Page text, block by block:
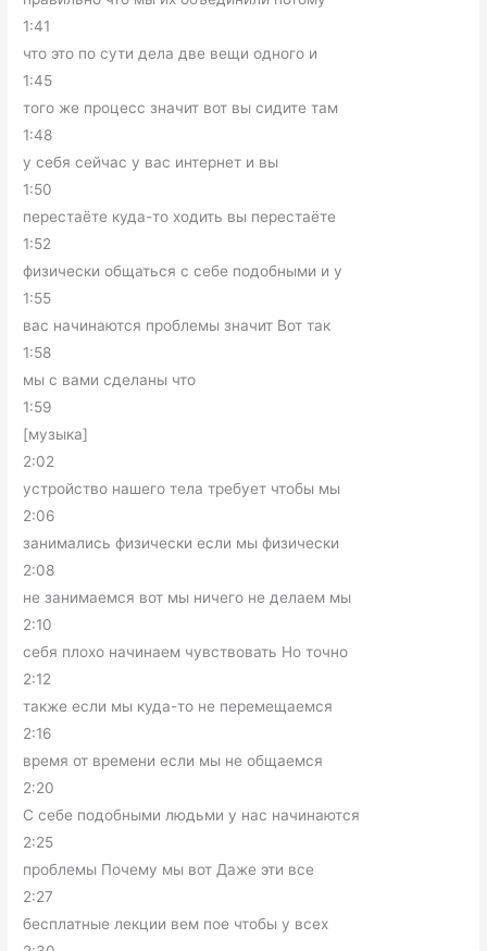
1:41
что это по сути дела две вещи одного и
1:45
того же процесс значит вот вы сидите там
1:48
у себя сейчас у вас интернет и вы
1:50
перестаёте куда-то ходить вы перестаёте
1:52
физически общаться с себе подобными и у
1:55
вас начинаются проблемы значит Вот так
1:58
мы с вами сделаны что
1:59
[музыка]
2:02
устройство нашего тела требует чтобы мы
2:06
занимались физически если мы физически
2:08
не занимаемся вот мы ничего не делаем мы
2:10
себя плохо начинаем чувствовать Но точно
2:12
также если мы куда-то не перемещаемся
2:16
время от времени если мы не общаемся
2:20
С себе подобными людьми у нас начинаются
2:25
проблемы Почему мы вот Даже эти все
2:27
бесплатные лекции вем пое чтобы у всех